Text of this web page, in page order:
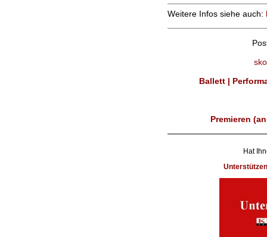
Weitere Infos siehe auch:
Ballett |
Premieren
Hat